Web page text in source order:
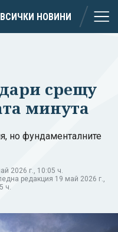
ВСИЧКИ НОВИНИ
срещу
минута
но фундаменталните
2026 г., 10:05 ч.
редакция 19 май 2026 г.,
ч.